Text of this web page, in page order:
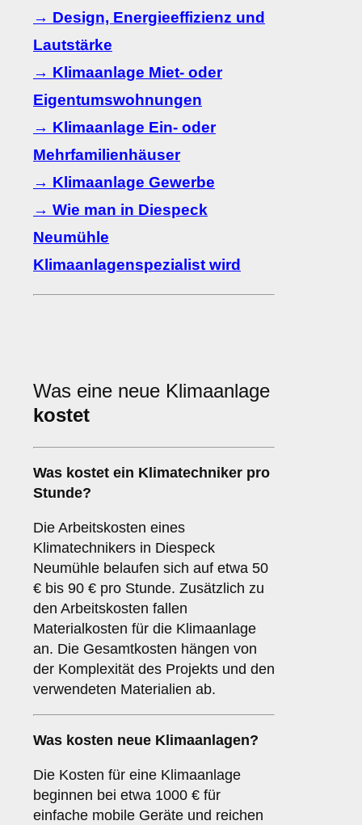
→ Design, Energieeffizienz und
Lautstärke
→ Klimaanlage Miet- oder
Eigentumswohnungen
→ Klimaanlage Ein- oder
Mehrfamilienhäuser
→ Klimaanlage Gewerbe
→ Wie man in Diespeck
Neumühle
Klimaanlagenspezialist wird
Was eine neue Klimaanlage
kostet
Was kostet ein Klimatechniker pro
Stunde?
Die Arbeitskosten eines
Klimatechnikers in Diespeck
Neumühle belaufen sich auf etwa 50
€ bis 90 € pro Stunde. Zusätzlich zu
den Arbeitskosten fallen
Materialkosten für die Klimaanlage
an. Die Gesamtkosten hängen von
der Komplexität des Projekts und den
verwendeten Materialien ab.
Was kosten neue Klimaanlagen?
Die Kosten für eine Klimaanlage
beginnen bei etwa 1000 € für
einfache mobile Geräte und reichen